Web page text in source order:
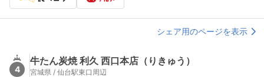
シェア用のページを表示
4
牛たん炭焼 利久 西口本店（りきゅう）
宮城県 / 仙台駅東口周辺